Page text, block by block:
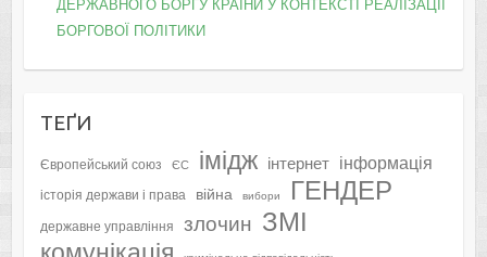
ДЕРЖАВНОГО БОРГУ КРАЇНИ У КОНТЕКСТІ РЕАЛІЗАЦІЇ
БОРГОВОЇ ПОЛІТИКИ
ТЕҐИ
Європейський союз ЄС імідж інтернет інформація
історія держави і права війна вибори ГЕНДЕР
державне управління злочин ЗМІ